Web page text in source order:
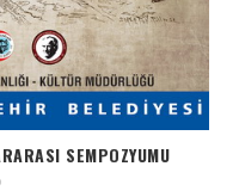
SEMPOZYUMU